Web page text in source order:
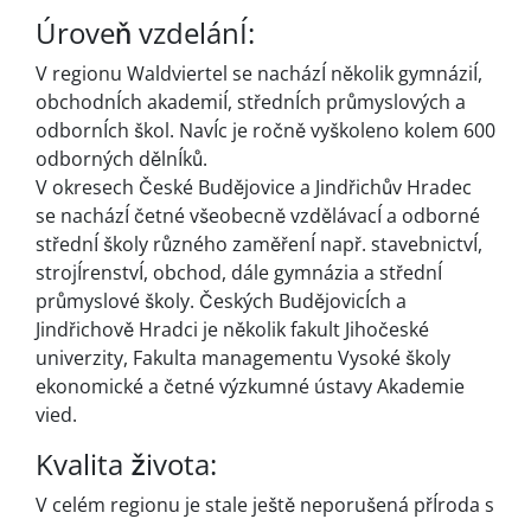
Úroveň vzdelánÍ:
V regionu Waldviertel se nacházÍ několik gymnáziÍ,
obchodnÍch akademiÍ, střednÍch průmyslových a
odbornÍch škol. NavÍc je ročně vyškoleno kolem 600
odborných dělnÍků.
V okresech České Budějovice a Jindřichův Hradec
se nacházÍ četné všeobecně vzdělávacÍ a odborné
střednÍ školy různého zaměřenÍ např. stavebnictvÍ,
strojÍrenstvÍ, obchod, dále gymnázia a střednÍ
průmyslové školy. Českých BudějovicÍch a
Jindřichově Hradci je několik fakult Jihočeské
univerzity, Fakulta managementu Vysoké školy
ekonomické a četné výzkumné ústavy Akademie
vied.
Kvalita života:
V celém regionu je stale ještě neporušená přÍroda s